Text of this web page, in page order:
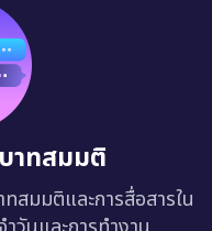
าทสมมติ
สมมติและการสื่อสารใน